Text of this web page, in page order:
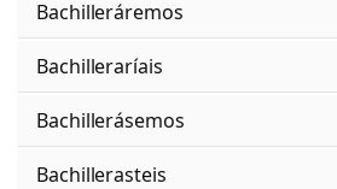
Bachilleráremos
Bachilleraríais
Bachillerásemos
Bachillerasteis